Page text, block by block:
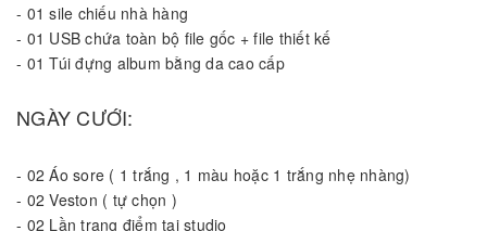
- 01 sile chiếu nhà hàng
- 01 USB chứa toàn bộ file gốc + file thiết kế
- 01 Túi đựng album bằng da cao cấp
NGÀY CƯỚI:
- 02 Áo sore ( 1 trắng , 1 màu hoặc 1 trắng nhẹ nhàng)
- 02 Veston ( tự chọn )
- 02 Lần trang điểm tại studio